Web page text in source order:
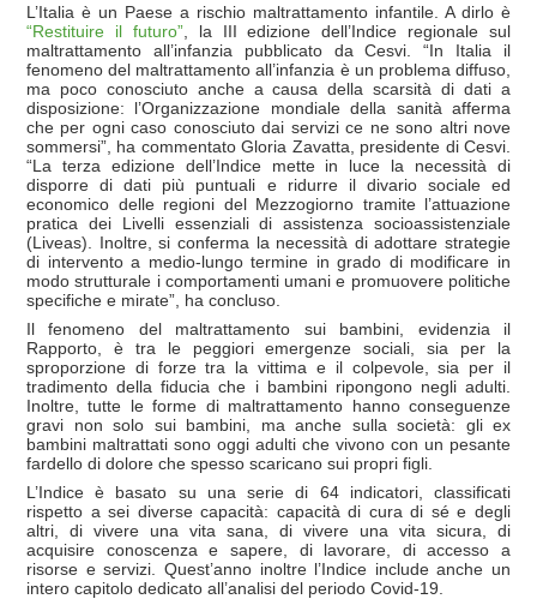
L’Italia è un Paese a rischio maltrattamento infantile. A dirlo è
“Restituire il futuro”, la III edizione dell’Indice regionale sul
maltrattamento all’infanzia pubblicato da Cesvi. “In Italia il
fenomeno del maltrattamento all’infanzia è un problema diffuso,
ma poco conosciuto anche a causa della scarsità di dati a
disposizione: l’Organizzazione mondiale della sanità afferma
che per ogni caso conosciuto dai servizi ce ne sono altri nove
sommersi”, ha commentato Gloria Zavatta, presidente di Cesvi.
“La terza edizione dell’Indice mette in luce la necessità di
disporre di dati più puntuali e ridurre il divario sociale ed
economico delle regioni del Mezzogiorno tramite l’attuazione
pratica dei Livelli essenziali di assistenza socioassistenziale
(Liveas). Inoltre, si conferma la necessità di adottare strategie
di intervento a medio-lungo termine in grado di modificare in
modo strutturale i comportamenti umani e promuovere politiche
specifiche e mirate”, ha concluso.
Il fenomeno del maltrattamento sui bambini, evidenzia il
Rapporto, è tra le peggiori emergenze sociali, sia per la
sproporzione di forze tra la vittima e il colpevole, sia per il
tradimento della fiducia che i bambini ripongono negli adulti.
Inoltre, tutte le forme di maltrattamento hanno conseguenze
gravi non solo sui bambini, ma anche sulla società: gli ex
bambini maltrattati sono oggi adulti che vivono con un pesante
fardello di dolore che spesso scaricano sui propri figli.
L’Indice è basato su una serie di 64 indicatori, classificati
rispetto a sei diverse capacità: capacità di cura di sé e degli
altri, di vivere una vita sana, di vivere una vita sicura, di
acquisire conoscenza e sapere, di lavorare, di accesso a
risorse e servizi. Quest’anno inoltre l’Indice include anche un
intero capitolo dedicato all’analisi del periodo Covid-19.